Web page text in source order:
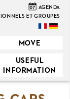
07 AGENDA
ET GROUPES
MOVE
USEFUL
INFORMATION